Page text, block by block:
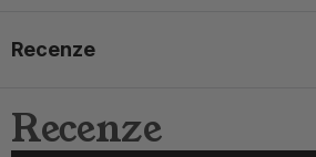
Recenze
Recenze